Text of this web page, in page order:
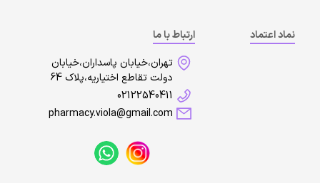
نماد اعتماد
ارتباط با ما
تهران،خیابان پاسداران،خیابان
دولت تقاطع اختیاریه،پلاک 64
02122540411
pharmacy.viola@gmail.com